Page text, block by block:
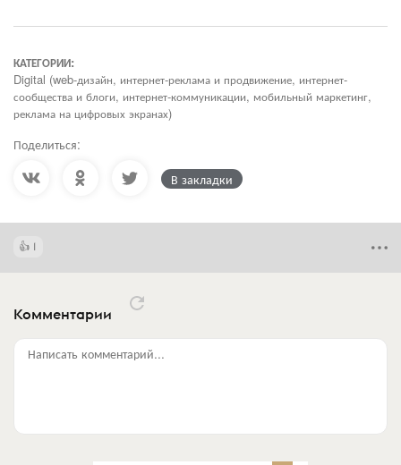
КАТЕГОРИИ:
Digital (web-дизайн, интернет-реклама и продвижение, интернет-
сообщества и блоги, интернет-коммуникации, мобильный маркетинг,
реклама на цифровых экранах)
Поделиться:
В закладки
1
Комментарии
Написать комментарий...